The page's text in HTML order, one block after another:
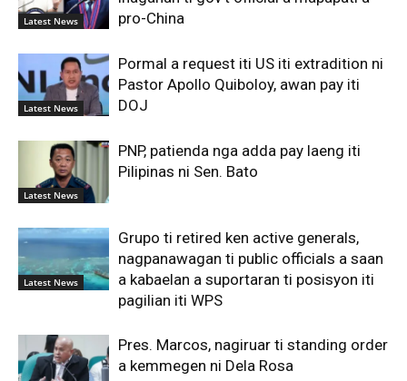
Latest News
pro-China
Latest News
Pormal a request iti US iti extradition ni
Pastor Apollo Quiboloy, awan pay iti
DOJ
Latest News
PNP, patienda nga adda pay laeng iti
Pilipinas ni Sen. Bato
Latest News
Grupo ti retired ken active generals,
nagpanawagan ti public officials a saan
a kabaelan a suportaran ti posisyon iti
pagilian iti WPS
Pres. Marcos, nagiruar ti standing order
a kemmegen ni Dela Rosa